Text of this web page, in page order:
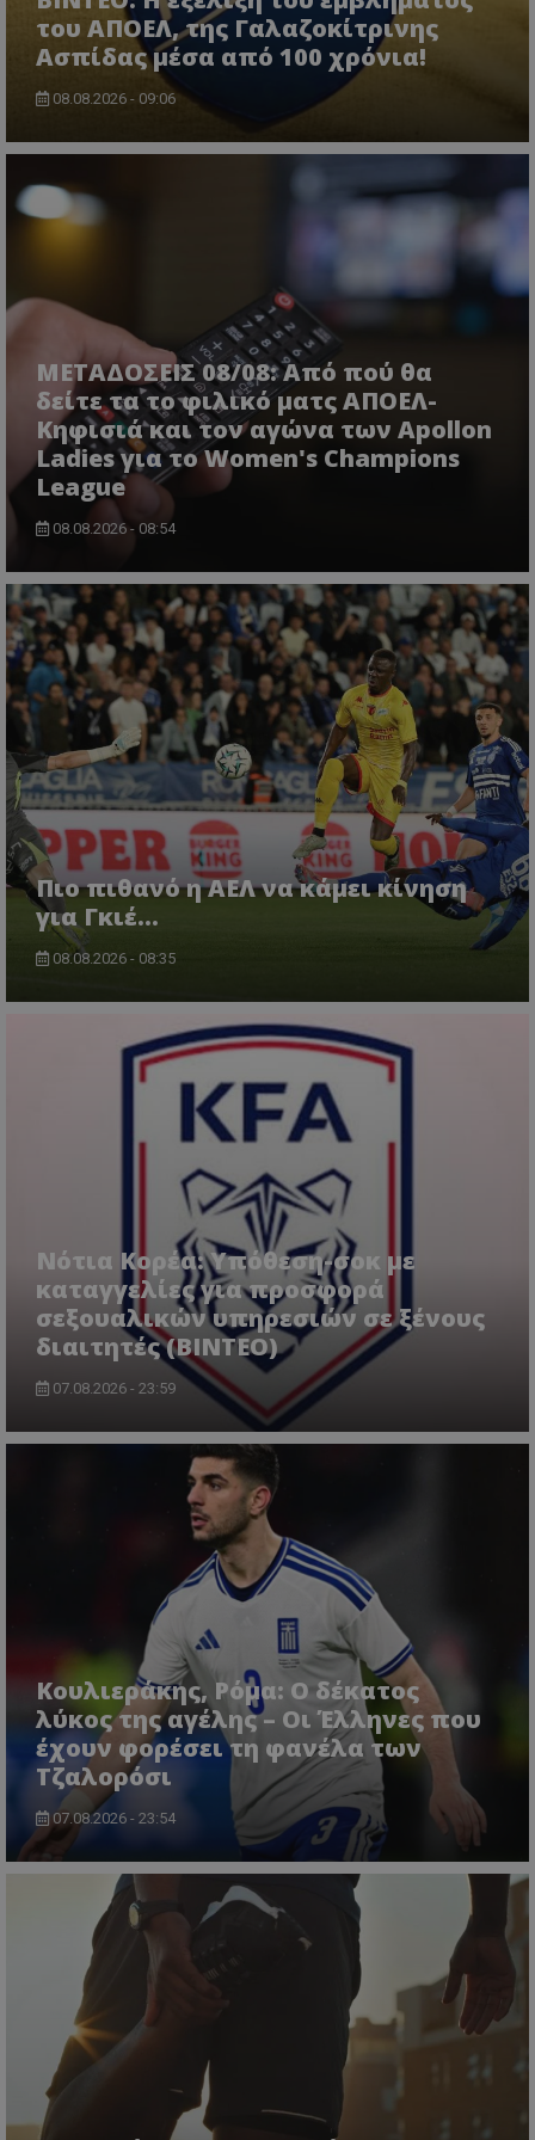
του ΑΠΟΕΛ, της Γαλαζοκίτρινης
Ασπίδας μέσα από 100 χρόνια!
08.08.2026 - 09:06
ΜΕΤΑΔΟΣΕΙΣ 08/08: Από πού θα
δείτε τα το φιλικό ματς ΑΠΟΕΛ-
Κηφισιά και τον αγώνα των Apollon
Ladies για το Women's Champions
League
08.08.2026 - 08:54
Πιο πιθανό η ΑΕΛ να κάμει κίνηση
για Γκιέ…
08.08.2026 - 08:35
Νότια Κορέα: Υπόθεση-σοκ με
καταγγελίες για προσφορά
σεξουαλικών υπηρεσιών σε ξένους
διαιτητές (BINTEO)
07.08.2026 - 23:59
Κουλιεράκης, Ρόμα: Ο δέκατος
λύκος της αγέλης – Οι Έλληνες που
έχουν φορέσει τη φανέλα των
Τζαλορόσι
07.08.2026 - 23:54